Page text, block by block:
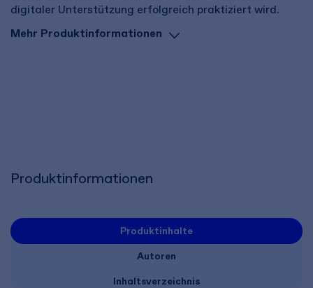
digitaler Unterstützung erfolgreich praktiziert wird.
Mehr Produktinformationen
Produktinformationen
Produktinhalte
Autoren
Inhaltsverzeichnis